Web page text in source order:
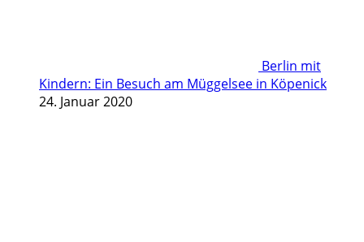
Berlin mit
Kindern: Ein Besuch am Müggelsee in Köpenick
24. Januar 2020